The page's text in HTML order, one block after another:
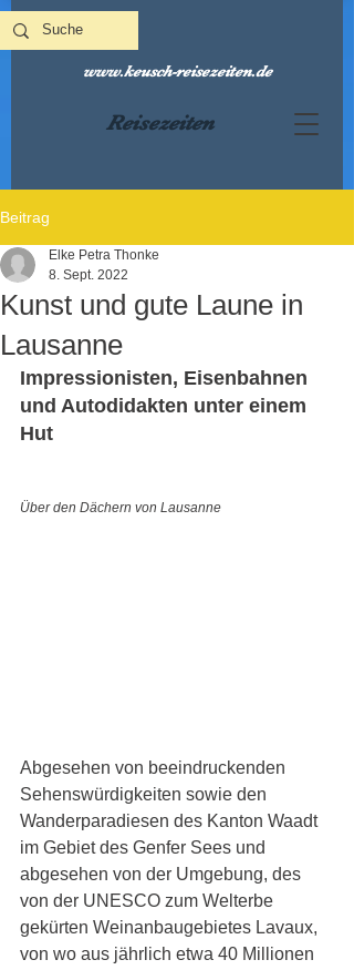
Reisezeiten
www.keusch-reisezeiten.de
Beitrag
Kunst und gute Laune in
Lausanne
Elke Petra Thonke
8. Sept. 2022
Impressionisten, Eisenbahnen
und Autodidakten unter einem
Hut
Über den Dächern von Lausanne
Abgesehen von beeindruckenden
Sehenswürdigkeiten sowie den
Wanderparadiesen des Kanton Waadt
im Gebiet des Genfer Sees und
abgesehen von der Umgebung, des
von der UNESCO zum Welterbe
gekürten Weinanbaugebietes Lavaux,
von wo aus jährlich etwa 40 Millionen